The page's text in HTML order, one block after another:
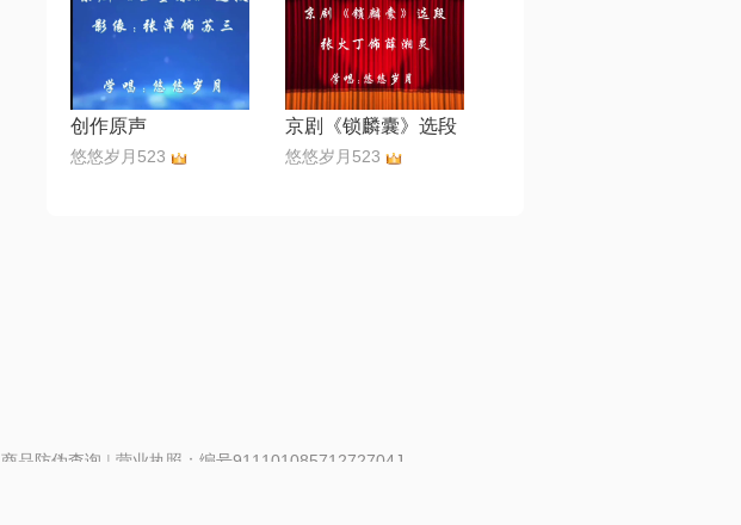
创作原声
悠悠岁月523
京剧《锁麟囊》选段
悠悠岁月523
商品防伪查询 | 营业执照：编号91110108571272704J